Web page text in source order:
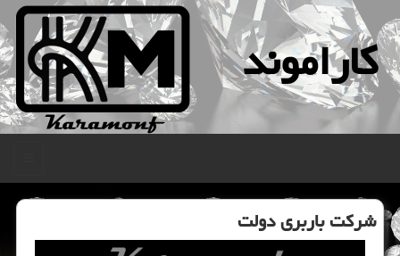
كاراموند
شركت باربری دولت